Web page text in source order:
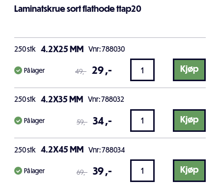
Laminatskrue sort flathode ttap20
250stk 4.2X25 MM Vnr: 788030
På lager 49,- 29,- Kjøp
250stk 4.2X35 MM Vnr: 788032
På lager 59,- 34,- Kjøp
250stk 4.2X45 MM Vnr: 788034
På lager 69,- 39,- Kjøp